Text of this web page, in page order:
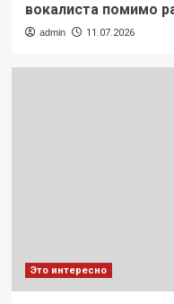
вокалиста помимо
admin 11.07.2026
Это интересно